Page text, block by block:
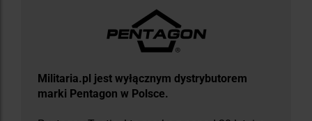
Militaria.pl jest wyłącznym dystrybutorem
marki Pentagon w Polsce.